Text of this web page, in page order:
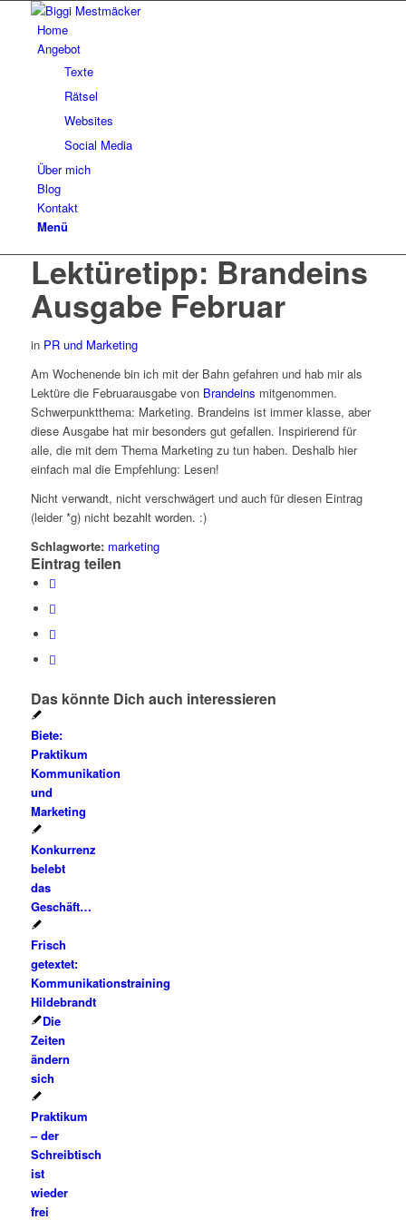
Home
Angebot
Texte
Rätsel
Websites
Social Media
Über mich
Blog
Kontakt
Menü
Lektüretipp: Brandeins
Ausgabe Februar
in PR und Marketing
Am Wochenende bin ich mit der Bahn gefahren und hab mir als
Lektüre die Februarausgabe vonBrandeins mitgenommen.
Schwerpunktthema: Marketing. Brandeins ist immer klasse, aber
diese Ausgabe hat mir besonders gut gefallen. Inspirierend für
alle, die mit dem Thema Marketing zu tun haben. Deshalb hier
einfach mal die Empfehlung: Lesen!
Nicht verwandt, nicht verschwägert und auch für diesen Eintrag
(leider *g) nicht bezahlt worden. :)
Schlagworte: marketing
Eintrag teilen
Das könnte Dich auch interessieren
Biete:
Praktikum
Kommunikation
und
Marketing
Konkurrenz
belebt
das
Geschäft…
Frisch
getextet:
Kommunikationstraining
Hildebrandt
Die
Zeiten
ändern
sich
Praktikum
– der
Schreibtisch
ist
wieder
frei